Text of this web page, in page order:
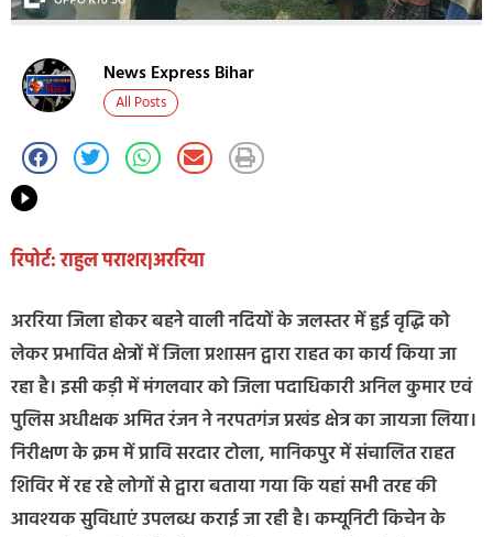
News Express Bihar
All Posts
रिपोर्ट: राहुल पराशर|अररिया
अररिया जिला होकर बहने वाली नदियों के जलस्तर में हुई वृद्धि को
लेकर प्रभावित क्षेत्रों में जिला प्रशासन द्वारा राहत का कार्य किया जा
रहा है। इसी कड़ी में मंगलवार को जिला पदाधिकारी अनिल कुमार एवं
पुलिस अधीक्षक अमित रंजन ने नरपतगंज प्रखंड क्षेत्र का जायजा लिया।
निरीक्षण के क्रम में प्रावि सरदार टोला, मानिकपुर में संचालित राहत
शिविर में रह रहे लोगों से द्वारा बताया गया कि यहां सभी तरह की
आवश्यक सुविधाएं उपलब्ध कराई जा रही है। कम्यूनिटी किचेन के